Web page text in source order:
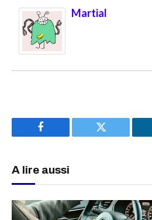
Martial
Facebook Twitter
A lire aussi